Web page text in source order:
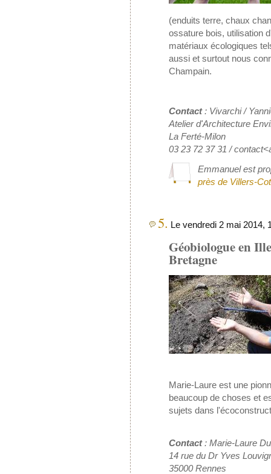
(enduits terre, chaux
ossature bois, utilisation
matériaux écologiques
aussi et surtout nous
Champain.
Contact: Vivarchi /
Atelier d'Architecture
La Ferté-Milon
03 23 72 37 31 /
Emmanuel est
près de Villers-
5. Le vendredi 2 mai 2014,
Géobiologue en
Bretagne
Marie-Laure est une
beaucoup de choses et
sujets dans
Contact: Marie-Laure
14 rue du Dr Yves
35000 Rennes